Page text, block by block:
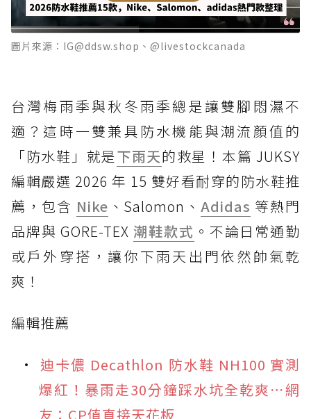
圖片來源：IG@ddsw.shop、@livestockcanada
台灣梅雨季與秋冬雨季總是讓雙腳悶濕不
適？這時一雙兼具防水機能與潮流顏值的
「防水鞋」就是下雨天的救星！本篇 JUKSY
編輯嚴選 2026 年 15 雙好看耐穿的防水鞋推
薦，包含 Nike 、Salomon、Adidas 等熱門
品牌與 GORE-TEX 潮鞋款式 。不論日常通勤
或戶外穿搭，讓你下雨天出門依然帥氣乾
爽！
編輯推薦
迪卡儂 Decathlon 防水鞋 NH100 實測
爆紅！暴雨走30分鐘踩水坑全乾爽⋯網
友：CP值直接天花板